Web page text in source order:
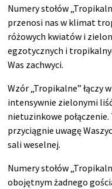
Numery stołów
przenosi nas w klimat
różowych kwiatów i
egzotycznych i
Was zachwyci.
Wzór „Tropikalne” łączy
intensywnie zielonymi
nietuzinkowe
przyciągnie uwagę
sali weselnej.
Numery stołów
obojętnym żadnego